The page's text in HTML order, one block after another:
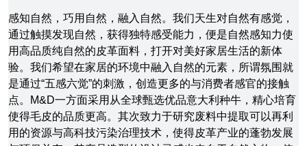
感知自然，巧用自然，融入自然。我们天生对自然有感觉，
通过触摸发现自然，获得独特感受能力，便是自然感知力使
用高品质纯自然的皮革面料，打开对美好家居生活的新体
验。我们希望在家居的环境中融入自然的元素，所谓氛围就
是通过“五感六觉”的刺激，创造更多的与消费者感官的接触
点。M&D一方面采用从全球甄选优品意大利种牛，精心培育
使得毛皮的品质更高。其次致力于研究废料中提取可以再利
用的资源与高科技污染治理技术，使得皮革产业的蓬勃发展